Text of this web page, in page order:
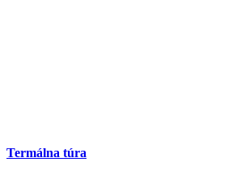
Termálna túra